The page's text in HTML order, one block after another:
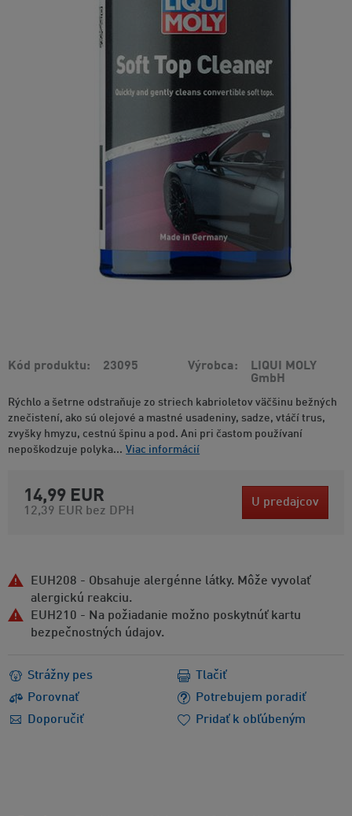
Kód produktu 23095 Výrobca
LIQUI MOLY
GmbH
Rýchlo a šetrne odstraňuje zo striech kabrioletov väčšinu bežných
znečistení, ako sú olejové a mastné usadeniny, sadze, vtáčí trus,
zvyšky hmyzu, cestnú špinu a pod. Ani pri častom používaní
nepoškodzuje polyka... Viac informácií
14,99 EUR
12,39 EUR bez DPH
U predajcov
EUH208 - Obsahuje alergénne látky. Môže vyvolať
alergickú reakciu.
EUH210 - Na požiadanie možno poskytnúť kartu
bezpečnostných údajov.
Strážny pes
Porovnať
Potrebujem poradiť
Doporučiť
Tlačiť
Pridať k obľúbeným